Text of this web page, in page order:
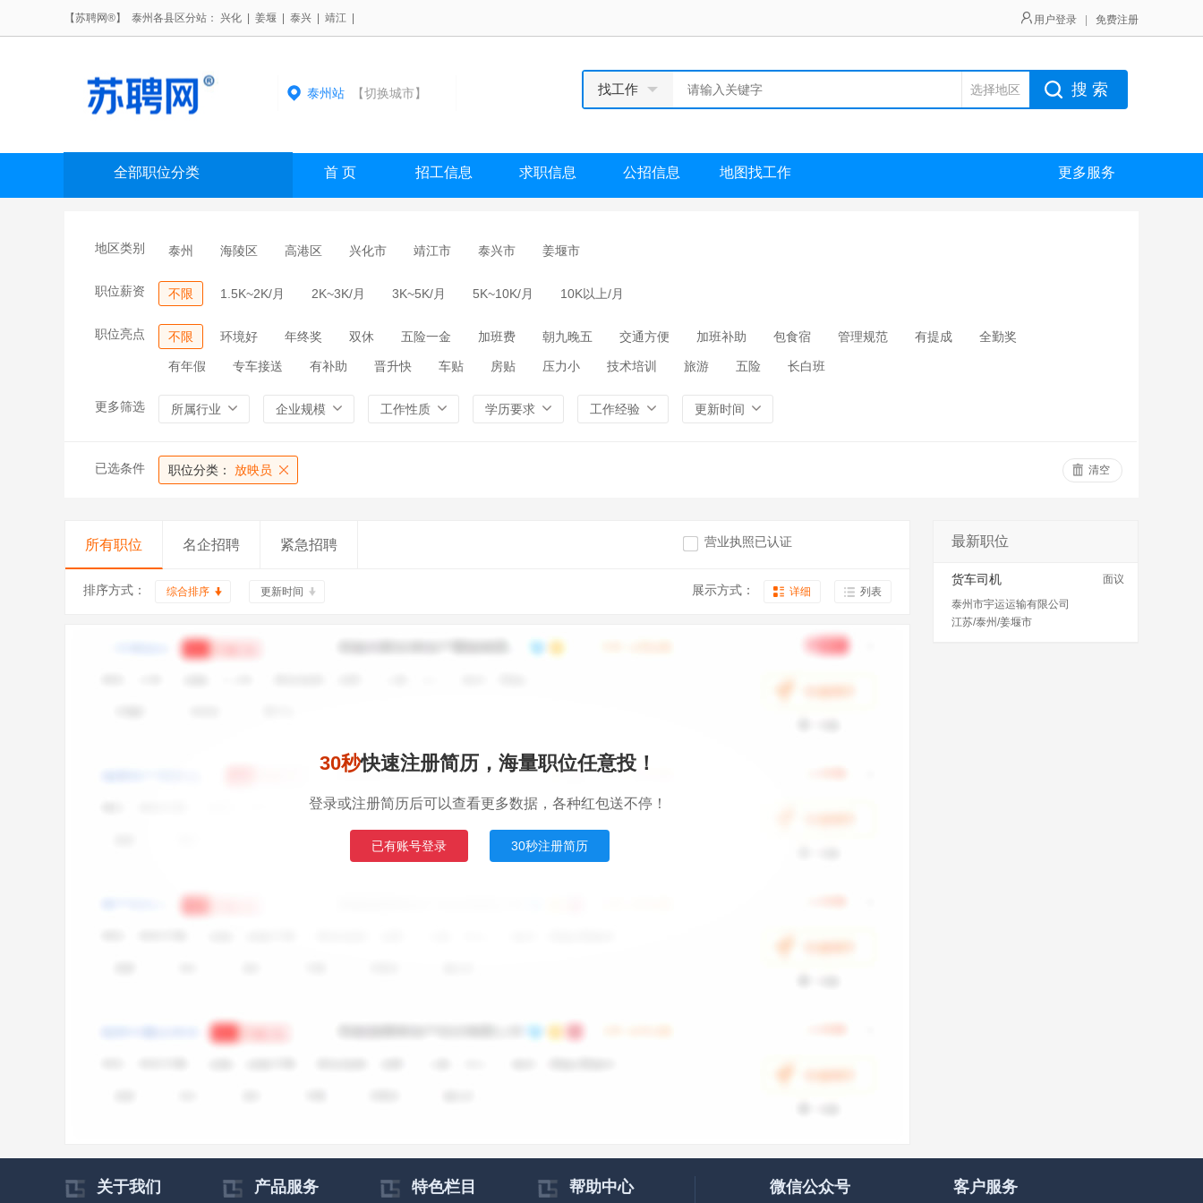
【苏聘网®】 泰州各县区分站： 兴化 姜堰 泰兴 靖江 用户登录 免费注册
泰州站【切换城市】 找工作 选择地区 搜 索
全部职位分类 首 页 招工信息 求职信息 公招信息 地图找工作 更多服务
地区类别 泰州 海陵区 高港区 兴化市 靖江市 泰兴市 姜堰市
职位薪资 不限 1.5K~2K/月 2K~3K/月 3K~5K/月 5K~10K/月 10K以上/月
职位亮点 不限 环境好 年终奖 双休 五险一金 加班费 朝九晚五 交通方便 加班补助 包食宿 管理规范 有提成 全勤奖
有年假 专车接送 有补助 晋升快 车贴 房贴 压力小 技术培训 旅游 五险 长白班
更多筛选 所属行业 企业规模 工作性质 学历要求 工作经验 更新时间
已选条件 职位分类： 放映员 清空
所有职位 名企招聘 紧急招聘 营业执照已认证
排序方式： 综合排序 更新时间 展示方式： 详细 列表
30秒快速注册简历，海量职位任意投！
登录或注册简历后可以查看更多数据，各种红包送不停！
已有账号登录 30秒注册简历
最新职位
货车司机
面议
泰州市宇运运输有限公司
江苏/泰州/姜堰市
关于我们 产品服务 特色栏目 帮助中心 微信公众号 客户服务